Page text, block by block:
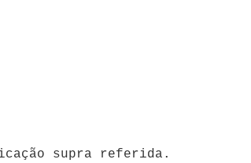
supra referida.